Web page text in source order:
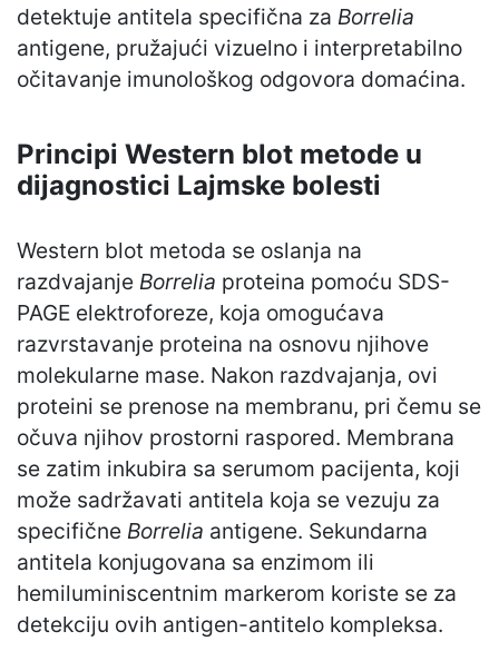
detektuje antitela specifična za Borrelia
antigene, pružajući vizuelno i interpretabilno
očitavanje imunološkog odgovora domaćina.
Principi Western blot metode u
dijagnostici Lajmske bolesti
Western blot metoda se oslanja na
razdvajanje Borrelia proteina pomoću SDS-
PAGE elektroforeze, koja omogućava
razvrstavanje proteina na osnovu njihove
molekularne mase. Nakon razdvajanja, ovi
proteini se prenose na membranu, pri čemu se
očuva njihov prostorni raspored. Membrana
se zatim inkubira sa serumom pacijenta, koji
može sadržavati antitela koja se vezuju za
specifične Borrelia antigene. Sekundarna
antitela konjugovana sa enzimom ili
hemiluminiscentnim markerom koriste se za
detekciju ovih antigen-antitelo kompleksa.